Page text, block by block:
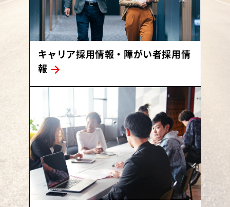
キャリア採用情報・障がい者採用情
報